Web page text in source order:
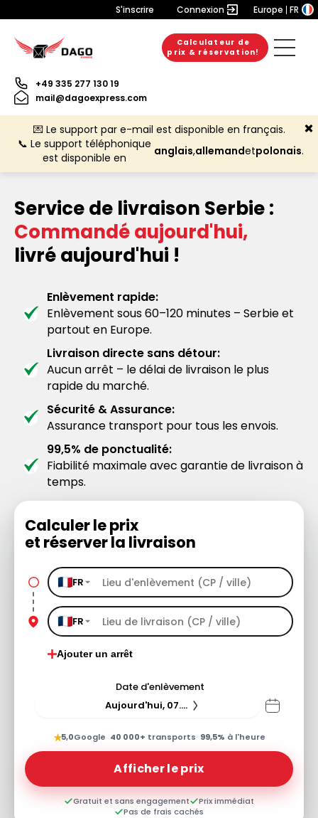
S'inscrire Connexion Europe FR
Calculateur de
prix & réservation!
+49 335 277 130 19
mail@dagoexpress.com
💌 Le support par e-mail est disponible en français.
📞 Le support téléphonique
est disponible en
anglais,allemandetpolonais.
Service de livraison Serbie :
Commandé aujourd'hui,
livré aujourd'hui !
Enlèvement rapide:
Enlèvement sous 60–120 minutes – Serbie et
partout en Europe.
Livraison directe sans détour:
Aucun arrêt – le délai de livraison le plus
rapide du marché.
Sécurité & Assurance:
Assurance transport pour tous les envois.
99,5% de ponctualité:
Fiabilité maximale avec garantie de livraison à
temps.
Calculer le prix
et réserver la livraison
FR
FR
Ajouter un arrêt
Date d'enlèvement
Aujourd'hui, 07.08.26
★5,0Google· 40 000+ transports· 99,5% à l'heure
Afficher le prix
Gratuit et sans engagement
Prix immédiat
Pas de frais cachés